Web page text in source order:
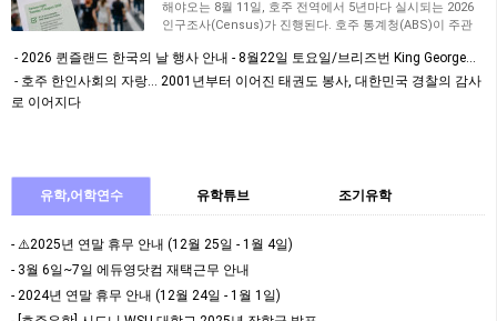
해야오는 8월 11일, 호주 전역에서 5년마다 실시되는 2026
인구조사(Census)​가 진행된다. 호주 통계청(ABS)이 주관
2026 퀸즐랜드 한국의 날 행사 안내 - 8월22일 토요일/브리즈번 King George…
호주 한인사회의 자랑… 2001년부터 이어진 태권도 봉사, 대한민국 경찰의 감사
로 이어지다
유학,어학연수 유학튜브 조기유학
- ⚠️2025년 연말 휴무 안내 (12월 25일 - 1월 4일)
- 3월 6일~7일 에듀영닷컴 재택근무 안내
- 2024년 연말 휴무 안내 (12월 24일 - 1월 1일)